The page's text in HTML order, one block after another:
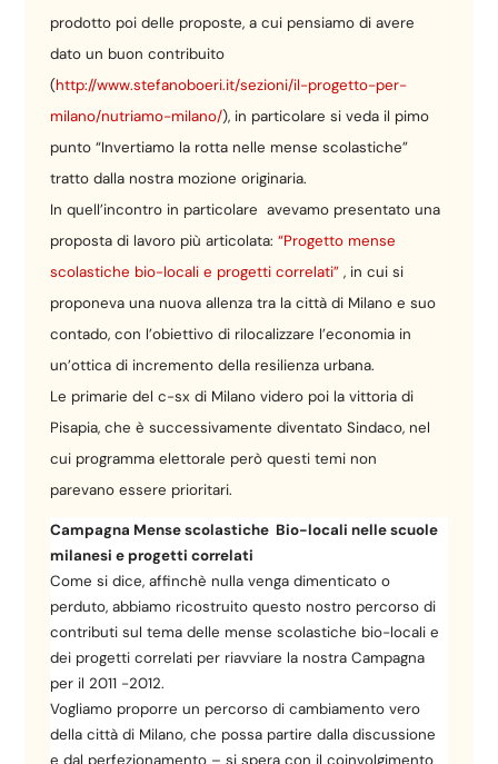
prodotto poi delle proposte, a cui pensiamo di avere
dato un buon contribuito
(http://www.stefanoboeri.it/sezioni/il-progetto-per-
milano/nutriamo-milano/), in particolare si veda il pimo
punto “Invertiamo la rotta nelle mense scolastiche”
tratto dalla nostra mozione originaria.
In quell’incontro in particolare avevamo presentato una
proposta di lavoro più articolata:“Progetto mense
scolastiche bio-locali e progetti correlati”, in cui si
proponeva una nuova allenza tra la città di Milano e suo
contado, con l’obiettivo di rilocalizzare l’economia in
un’ottica di incremento della resilienza urbana.
Le primarie del c-sx di Milano videro poi la vittoria di
Pisapia, che è successivamente diventato Sindaco, nel
cui programma elettorale però questi temi non
parevano essere prioritari.
Campagna Mense scolastiche Bio-locali nelle scuole
milanesi e progetti correlati
Come si dice, affinchè nulla venga dimenticato o
perduto, abbiamo ricostruito questo nostro percorso di
contributi sul tema delle mense scolastiche bio-locali e
dei progetti correlati per riavviare la nostra Campagna
per il 2011 -2012.
Vogliamo proporre un percorso di cambiamento vero
della città di Milano, che possa partire dalla discussione